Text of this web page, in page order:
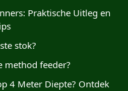
Praktische Uitleg en
stok?
method feeder?
4 Meter Diepte? Ontdek